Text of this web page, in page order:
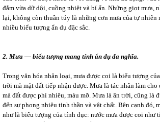
đắm vừa dữ dội, cuồng nhiệt và bí ẩn. Những giọt mưa,
lại, không còn thuần túy là những cơn mưa của tự nhiên
nhiều biểu tượng ẩn dụ đặc sắc.
2. Mưa — biểu tượng mang tính ẩn dụ đa nghĩa.
Trong văn hóa nhân loại, mưa được coi là biểu tượng
trời mà mặt đất tiếp nhận được. Mưa là tác nhân làm cho
mà đất được phì nhiêu, màu mỡ. Mưa là ân trời, cũng là
đến sự phong nhiêu tinh thần và vật chất. Bên cạnh đó,
như là biểu tượng của tính dục: nước mưa được coi như